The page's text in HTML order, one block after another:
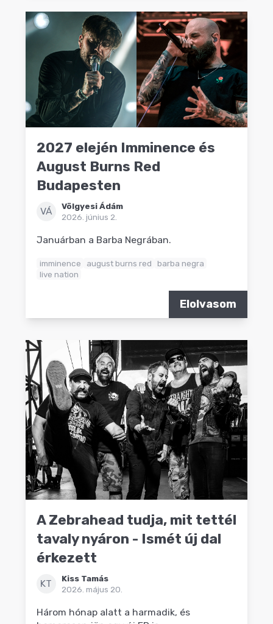
2027 elején Imminence és
August Burns Red
Budapesten
VÁ
Völgyesi Ádám
2026. június 2.
Januárban a Barba Negrában.
imminence august burns red
barba negra
live nation
Elolvasom
A Zebrahead tudja, mit tettél
tavaly nyáron - Ismét új dal
érkezett
KT
Kiss Tamás
2026. május 20.
Három hónap alatt a harmadik, és